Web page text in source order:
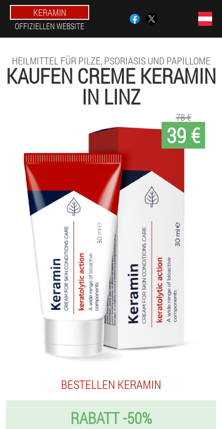
KERAMIN
OFFIZIELLEN WEBSITE
HEILMITTEL FÜR PILZE, PSORIASIS UND PAPILLOME
KAUFEN CREME KERAMIN
IN LINZ
39 €
78 €
BESTELLEN KERAMIN
RABATT -50%